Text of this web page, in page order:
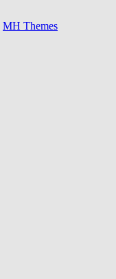
MH Themes